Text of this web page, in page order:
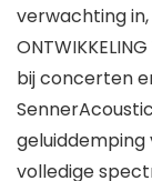
verwachting
bij concerten
geluiddemping
volledige